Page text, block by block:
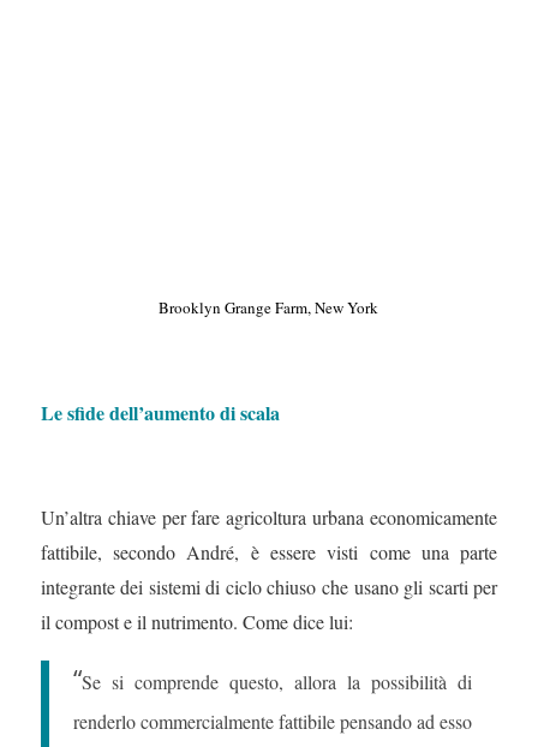
Brooklyn Grange Farm, New York
Le sfide dell’aumento di scala
Un’altra chiave per fare agricoltura urbana economicamente
fattibile, secondo André, è essere visti come una parte
integrante dei sistemi di ciclo chiuso che usano gli scarti per
il compost e il nutrimento. Come dice lui:
“Se si comprende questo, allora la possibilità di
renderlo commercialmente fattibile pensando ad esso